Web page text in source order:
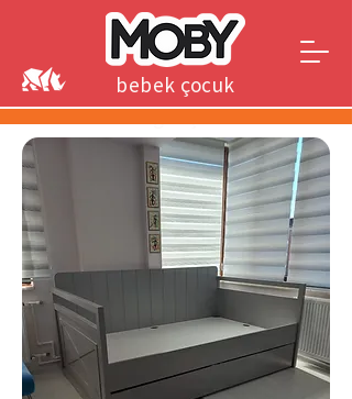
bebek çocuk
genç